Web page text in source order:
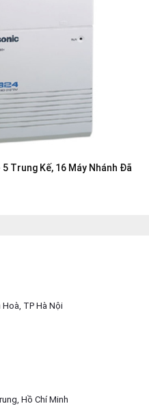
Trung Kế, 16 Máy Nhánh Đã
TP Hà Nội
Hồ Chí Minh